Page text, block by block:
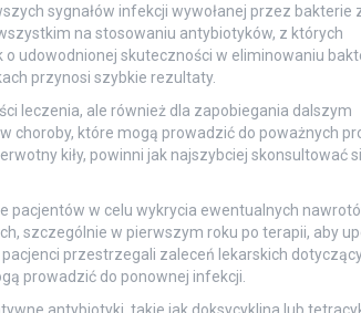
sygnałów infekcji wywołanej przez bakterie
na stosowaniu antybiotyków, z których
o udowodnionej skuteczności w eliminowaniu
przynosi szybkie rezultaty.
leczenia, ale również dla zapobiegania dalszym
choroby, które mogą prowadzić do poważnych
kiły, powinni jak najszybciej skonsultować
pacjentów w celu wykrycia ewentualnych
szczególnie w pierwszym roku po terapii, aby
przestrzegali zaleceń lekarskich
prowadzić do ponownej infekcji.
antybiotyki, takie jak doksycyklina lub